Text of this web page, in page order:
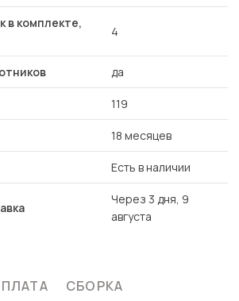
в комплекте,
4
да
119
18 месяцев
Есть в наличии
Через 3 дня, 9
августа
СБОРКА